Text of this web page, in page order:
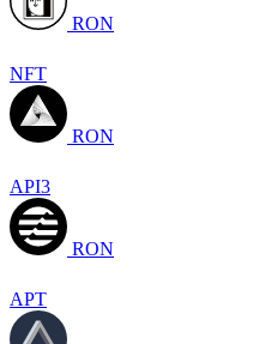
RON
NFT
RON
API3
RON
APT